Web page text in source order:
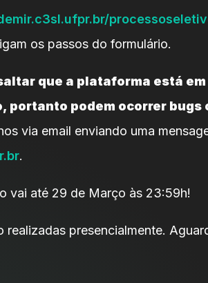
os passos do formulário.
que a plataforma está
portanto podem ocorrer bugs
via email enviando uma
.
vai até 29 de Março às 23:59h!
realizadas presencialmente.